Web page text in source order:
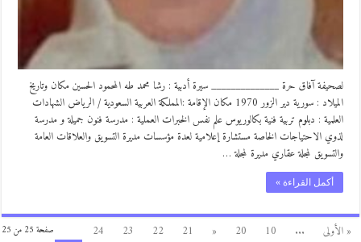
لصحيفة آفاق حرة ______________ سيرة أدبية : رشا محمد طه المحمود الحسين مكان وتاريخ
الميلاد : سورية دير الزور 1970 مكان الإقامة :المملكة العربية السعودية / الرياض الشهادات
العلمية : دبلوم تربية فنية بكالوريوس علم نفس الخبرات العملية : مدرسة فنون جميلة و مدرسة
لذوي الاحتياجات الخاصة مستشارة إعلامية لعدة مؤسسات مديرة التسويق والعلاقات العامة
والتسويق لمجلة عقاري مديرة لمجلة …
أكمل القراءة »
صفحة 25 من 25 « الأولى ...
10
20
«
21
22
23
24